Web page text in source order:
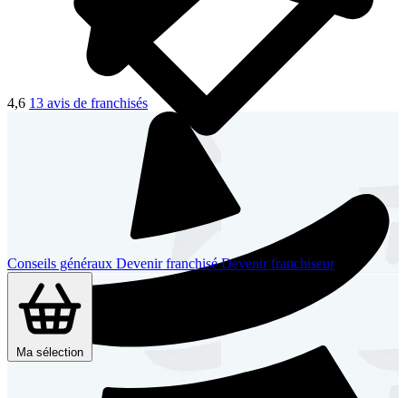
Conseils généraux Devenir franchiséDevenir franchiseur
Ma sélection
4,6 13 avis de franchisés